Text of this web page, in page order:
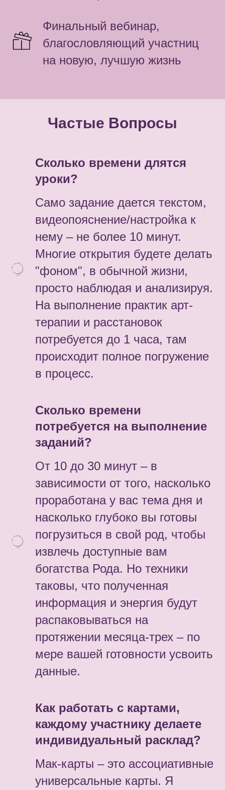
Финальный вебинар,
благословляющий участниц
на новую, лучшую жизнь
Частые Вопросы
Сколько времени длятся
уроки?
Само задание дается текстом,
видеопояснение/настройка к
нему – не более 10 минут.
Многие открытия будете делать
"фоном", в обычной жизни,
просто наблюдая и анализируя.
На выполнение практик арт-
терапии и расстановок
потребуется до 1 часа, там
происходит полное погружение
в процесс.
Сколько времени
потребуется на выполнение
заданий?
От 10 до 30 минут – в
зависимости от того, насколько
проработана у вас тема дня и
насколько глубоко вы готовы
погрузиться в свой род, чтобы
извлечь доступные вам
богатства Рода. Но техники
таковы, что полученная
информация и энергия будут
распаковываться на
протяжении месяца-трех – по
мере вашей готовности усвоить
данные.
Как работать с картами,
каждому участнику делаете
индивидуальный расклад?
Мак-карты – это ассоциативные
универсальные карты. Я